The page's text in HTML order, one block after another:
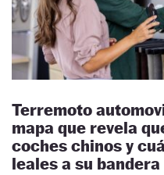
Terremoto
mapa que revela
coches chinos y
leales a su bandera